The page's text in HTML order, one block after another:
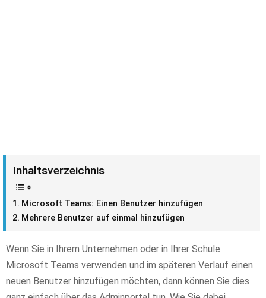
Inhaltsverzeichnis
Microsoft Teams: Einen Benutzer hinzufügen
Mehrere Benutzer auf einmal hinzufügen
Wenn Sie in Ihrem Unternehmen oder in Ihrer Schule
Microsoft Teams verwenden und im späteren Verlauf einen
neuen Benutzer hinzufügen möchten, dann können Sie dies